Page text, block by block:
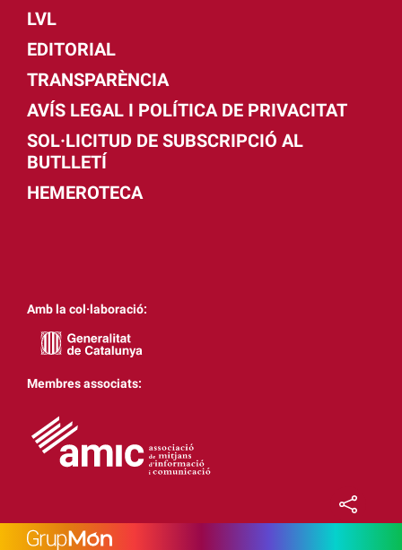
LVL
EDITORIAL
TRANSPARÈNCIA
AVÍS LEGAL I POLÍTICA DE PRIVACITAT
SOL·LICITUD DE SUBSCRIPCIÓ AL
BUTLLETÍ
HEMEROTECA
Amb la col·laboració:
Membres associats: